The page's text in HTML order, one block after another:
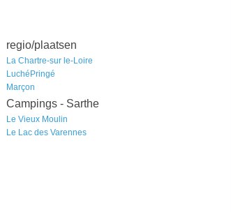
regio/plaatsen
La Chartre-sur le-Loire
Luché­Pringé
Marçon
Campings - Sarthe
Le Vieux Moulin
Le Lac des Varennes